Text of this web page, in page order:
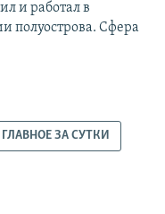
и работал в
полуострова. Сфера
ГЛАВНОЕ ЗА СУТКИ